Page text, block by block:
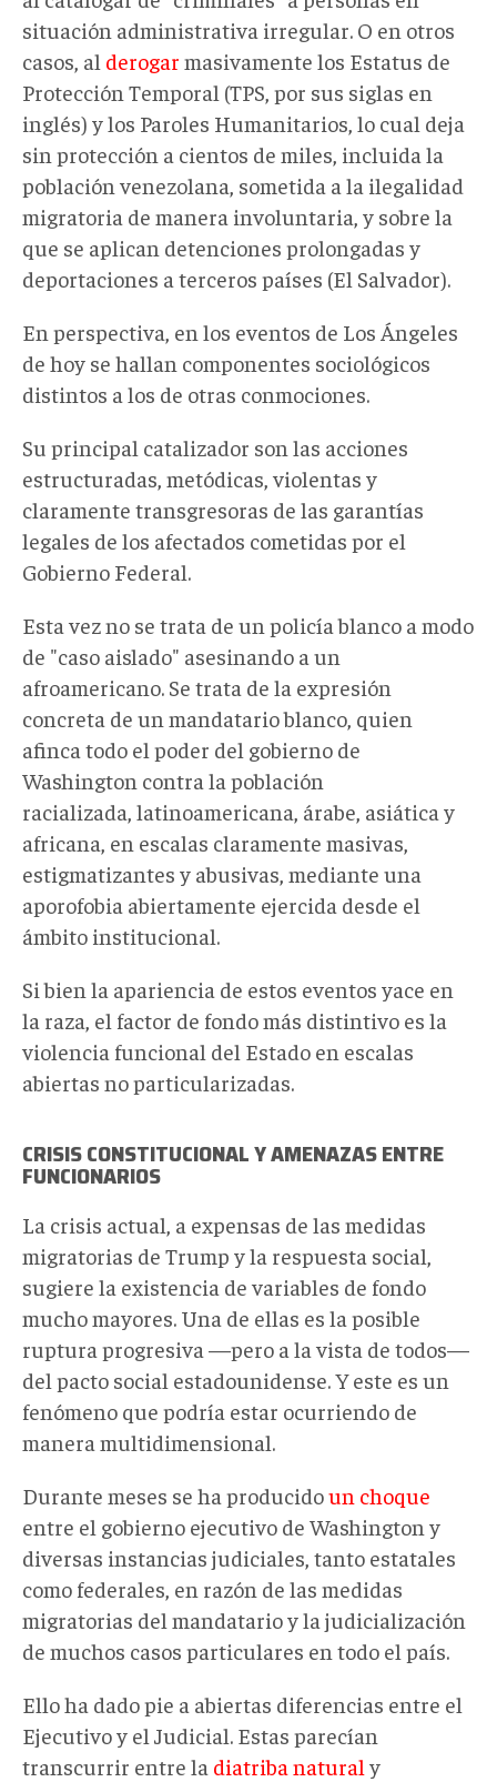
situación administrativa irregular. O en otros
casos, al derogar masivamente los Estatus de
Protección Temporal (TPS, por sus siglas en
inglés) y los Paroles Humanitarios, lo cual deja
sin protección a cientos de miles, incluida la
población venezolana, sometida a la ilegalidad
migratoria de manera involuntaria, y sobre la
que se aplican detenciones prolongadas y
deportaciones a terceros países (El Salvador).
En perspectiva, en los eventos de Los Ángeles
de hoy se hallan componentes sociológicos
distintos a los de otras conmociones.
Su principal catalizador son las acciones
estructuradas, metódicas, violentas y
claramente transgresoras de las garantías
legales de los afectados cometidas por el
Gobierno Federal.
Esta vez no se trata de un policía blanco a modo
de "caso aislado" asesinando a un
afroamericano. Se trata de la expresión
concreta de un mandatario blanco, quien
afinca todo el poder del gobierno de
Washington contra la población
racializada, latinoamericana, árabe, asiática y
africana, en escalas claramente masivas,
estigmatizantes y abusivas, mediante una
aporofobia abiertamente ejercida desde el
ámbito institucional.
Si bien la apariencia de estos eventos yace en
la raza, el factor de fondo más distintivo es la
violencia funcional del Estado en escalas
abiertas no particularizadas.
CRISIS CONSTITUCIONAL Y AMENAZAS ENTRE
FUNCIONARIOS
La crisis actual, a expensas de las medidas
migratorias de Trump y la respuesta social,
sugiere la existencia de variables de fondo
mucho mayores. Una de ellas es la posible
ruptura progresiva —pero a la vista de todos—
del pacto social estadounidense. Y este es un
fenómeno que podría estar ocurriendo de
manera multidimensional.
Durante meses se ha producidoun choque
entre el gobierno ejecutivo de Washington y
diversas instancias judiciales, tanto estatales
como federales, en razón de las medidas
migratorias del mandatario y la judicialización
de muchos casos particulares en todo el país.
Ello ha dado pie a abiertas diferencias entre el
Ejecutivo y el Judicial. Estas parecían
transcurrir entre la diatriba natural y